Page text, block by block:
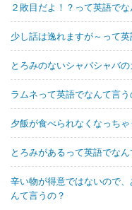
２敗目だよ！？って英語で
少し話は逸れますが～って
とろみのないシャバシャバ
ラムネって英語でなんて言う
夕飯が食べられなくなっち
とろみがあるって英語でなん
辛い物が得意ではないので
んて言うの？